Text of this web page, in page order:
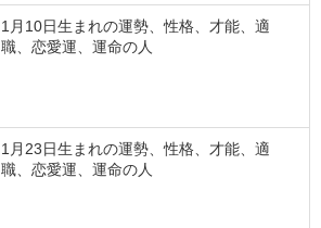
1月10日生まれの運勢、性格、才能、適
職、恋愛運、運命の人
1月23日生まれの運勢、性格、才能、適
職、恋愛運、運命の人